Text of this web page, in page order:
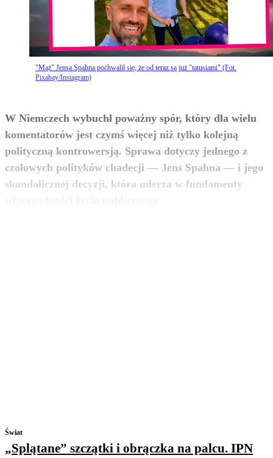
"Mąż" Jensa Spahna pochwalił się, że od teraz są już "tatusiami" (Fot.
Pixabay/Instagram)
W Niemczech wybuchł poważny spór, który dla wielu
komentatorów jest czymś więcej niż tylko kolejną
polityczną kontrowersją. Sprawa dotyczy jednego z
czołowych polityków chadecji — Jens Spahna — i jego
skandalicznej decyzji, która uderza w fundamenty
zobacz więcej
Świat
„Splątane” szczątki i obrączka na palcu. IPN